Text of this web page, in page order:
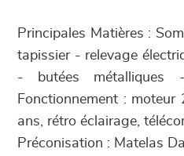
Principales Matières :
tapissier - relevage
- butées métalliques
Fonctionnement :
ans, rétro éclairage,
Préconisation : Matelas